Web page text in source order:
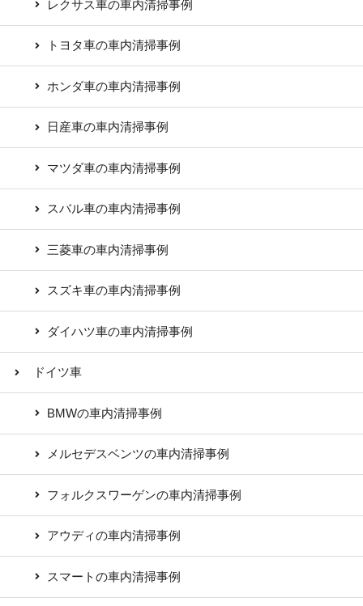
レクサス車の車内清掃事例
トヨタ車の車内清掃事例
ホンダ車の車内清掃事例
日産車の車内清掃事例
マツダ車の車内清掃事例
スバル車の車内清掃事例
三菱車の車内清掃事例
スズキ車の車内清掃事例
ダイハツ車の車内清掃事例
ドイツ車
BMWの車内清掃事例
メルセデスベンツの車内清掃事例
フォルクスワーゲンの車内清掃事例
アウディの車内清掃事例
スマートの車内清掃事例